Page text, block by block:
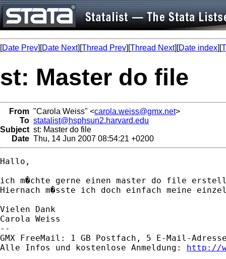
[Date Prev][Date Next][Thread Prev][Thread Next][Date index][
st: Master do file
From "Carola Weiss" <carola.weiss@gmx.net>
To statalist@hsphsun2.harvard.edu
Subject st: Master do file
Date Thu, 14 Jun 2007 08:54:21 +0200
Hallo,
ich m�chte gerne einen master do file
Hiernach m�sste ich doch einfach meine
Vielen Dank
Carola Weiss
--
GMX FreeMail: 1 GB Postfach, 5 E-Mail-
Alle Infos und kostenlose Anmeldung: http://